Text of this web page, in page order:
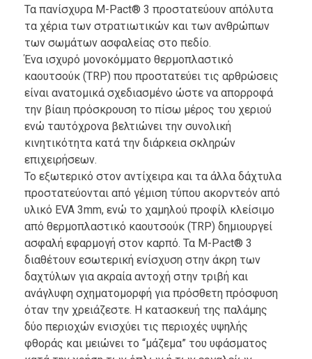
Τα πανίσχυρα M-Pact® 3 προστατεύουν απόλυτα
τα χέρια των στρατιωτικών και των ανθρώπων
των σωμάτων ασφαλείας στο πεδίο.
Ένα ισχυρό μονοκόμματο θερμοπλαστικό
καουτσούκ (TRP) που προστατεύει τις αρθρώσεις
είναι ανατομικά σχεδιασμένο ώστε να απορροφά
την βίαιη πρόσκρουση το πίσω μέρος του χεριού
ενώ ταυτόχρονα βελτιώνει την συνολική
κινητικότητα κατά την διάρκεια σκληρών
επιχειρήσεων.
Το εξωτερικό στον αντίχειρα και τα άλλα δάχτυλα
προστατεύονται από γέμιση τύπου ακορντεόν από
υλικό EVA 3mm, ενώ το χαμηλού προφίλ κλείσιμο
από θερμοπλαστικό καουτσούκ (TRP) δημιουργεί
ασφαλή εφαρμογή στον καρπό. Τα M-Pact® 3
διαθέτουν εσωτερική ενίσχυση στην άκρη των
δαχτύλων για ακραία αντοχή στην τριβή και
ανάγλυφη σχηματομορφή για πρόσθετη πρόσφυση
όταν την χρειάζεστε. Η κατασκευή της παλάμης
δύο περιοχών ενισχύει τις περιοχές υψηλής
φθοράς και μειώνει το “μάζεμα” του υφάσματος